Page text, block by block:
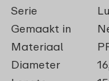
Serie
Gemaakt in
Materiaal
Diameter